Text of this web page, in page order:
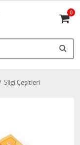
0
Silgi Çeşitleri